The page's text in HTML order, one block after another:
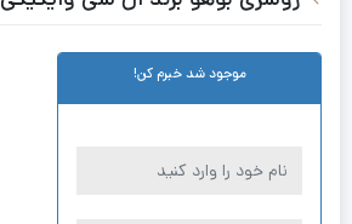
موجود شد خبرم کن!